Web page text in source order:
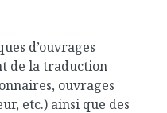
d’ouvrages
de la traduction
ouvrages
etc.) ainsi que des